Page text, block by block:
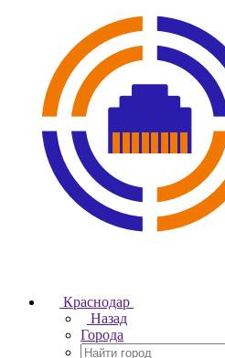
Краснодар
Назад
Города